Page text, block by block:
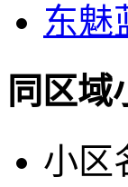
东魅
同区域
小区